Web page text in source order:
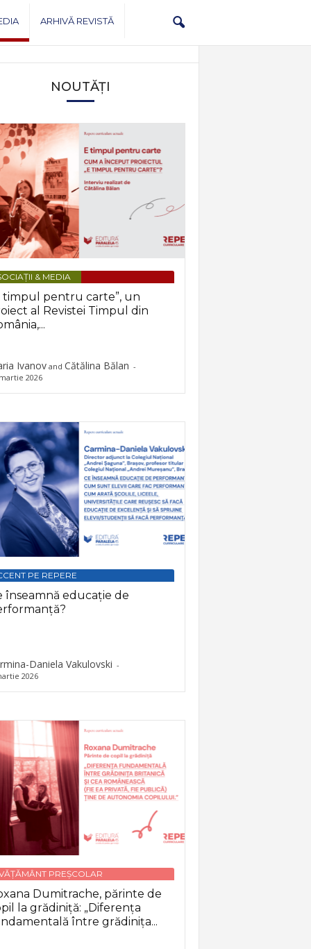
ARHIVĂ REVISTĂ
NOUTĂȚI
& MEDIA
timpul pentru carte”, un
al Revistei Timpul din
Ivanovand Cătălina Bălan -
2026
PE REPERE
înseamnă educație de
Daniela Vakulovski -
2026
PREȘCOLAR
Dumitrache, părinte de
la grădiniță: „Diferența
între grădinița...